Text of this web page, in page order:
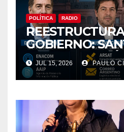
POLÍTICA RADIO
GOBIERNO:
CONCENTRARÁ
DEL ENACOM Y
MIENTRAS
PASARÁN A LA
GUSTAVO CORIA
JUL 15, 2026 PAULO